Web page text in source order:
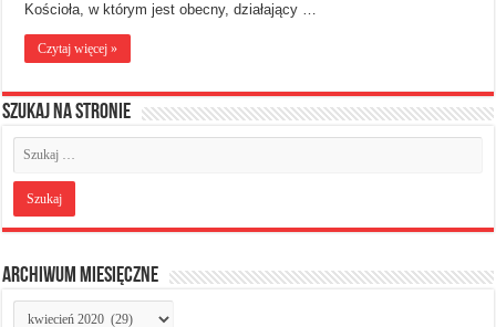
Kościoła, w którym jest obecny, działający …
Czytaj więcej »
Szukaj na stronie
Archiwum miesięczne
Archiwum